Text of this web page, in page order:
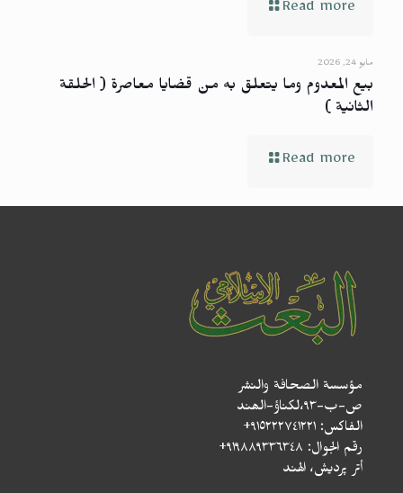
Read more
مايو 24, 2026
بيع المعدوم وما يتعلق به من قضايا معاصرة ( الحلقة
الثانية )
Read more
مؤسسة الصحافة والنشر
ص-ب-۹۳،لکناؤ-الھند
الفاكس: ٩١٥٢٢٢٧٤١٢٢١+
رقم الجوال: ٩١٩٨٨٩٣٣٦٣٤٨+
أتر پردیش، الهند